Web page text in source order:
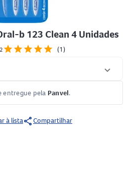
b 123 Clean 4 Unidades
starstarstarstarstar (1)
entregue pela Panvel.
à listashareCompartilhar